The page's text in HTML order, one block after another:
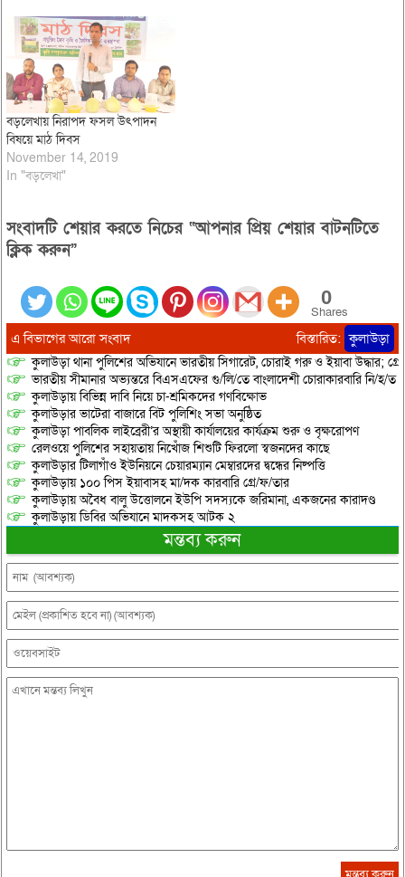
বড়লেখায় নিরাপদ ফসল উৎপাদন
বিষয়ে মাঠ দিবস
November 14, 2019
In "বড়লেখা"
সংবাদটি শেয়ার করতে নিচের “আপনার প্রিয় শেয়ার বাটনটিতে
ক্লিক করুন”
0
Shares
এ বিভাগের আরো সংবাদ বিস্তারিত: কুলাউড়া
কুলাউড়া থানা পুলিশের অভিযানে ভারতীয় সিগারেট, চোরাই গরু ও ইয়াবা উদ্ধার;
ভারতীয় সীমানার অভ্যন্তরে বিএসএফের গু/লি/তে বাংলাদেশী চোরাকারবারি নি/হ/ত
কুলাউড়ায় বিভিন্ন দাবি নিয়ে চা-শ্রমিকদের গণবিক্ষোভ
কুলাউড়ার ভাটেরা বাজারে বিট পুলিশিং সভা অনুষ্ঠিত
কুলাউড়া পাবলিক লাইব্রেরী’র অস্থায়ী কার্যালয়ের কার্যক্রম শুরু ও বৃক্ষরোপণ
রেলওয়ে পুলিশের সহায়তায় নিখোঁজ শিশুটি ফিরলো স্বজনদের কাছে
কুলাউড়ার টিলাগাঁও ইউনিয়নে চেয়ারম্যান মেম্বারদের দ্বন্ধের নিষ্পত্তি
কুলাউড়ায় ১০০ পিস ইয়াবাসহ মা/দক কারবারি গ্রে/ফ/তার
কুলাউড়ায় অবৈধ বালু উত্তোলনে ইউপি সদস্যকে জরিমানা, একজনের কারাদণ্ড
কুলাউড়ায় ডিবির অভিযানে মাদকসহ আটক ২
মন্তব্য করুন